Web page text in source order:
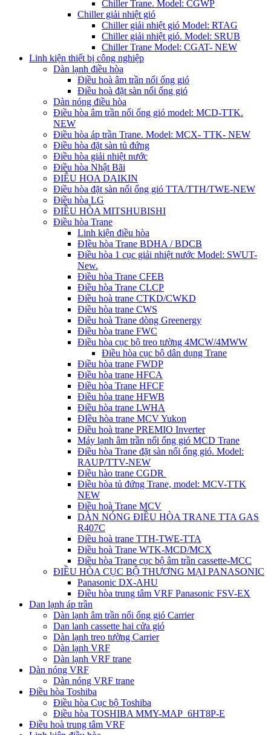
Chiller Trane. Model: CGWP
Chiller giải nhiệt gió
Chiller giải nhiệt gió Model: RTAG
Chiller giải nhiệt gió. Model: SRUB
Chiller Trane Model: CGAT- NEW
Linh kiện thiết bị công nghiệp
Dàn lạnh điều hòa
Điều hoà âm trần nối ống gió
Điều hoà đặt sàn nối ống gió
Dàn nóng điều hòa
Điều hòa âm trần nối ống gió model: MCD-TTK.
NEW
Điều hòa áp trần Trane. Model: MCX- TTK- NEW
Điều hòa đặt sàn tủ đứng
Điều hòa giải nhiệt nước
Điều hòa Nhật Bãi
ĐIÊU HOA DAIKIN
Điều hòa đặt sàn nối ống gió TTA/TTH/TWE-NEW
Điều hòa LG
ĐIỀU HÒA MITSHUBISHI
Điều hòa Trane
Linh kiện điều hòa
ĐIều hòa Trane BDHA / BDCB
Điều hòa 1 cục giải nhiệt nước Model: SWUT-
New.
Điều hòa Trane CFEB
Điều hòa Trane CLCP
Điều hoà trane CTKD/CWKD
Điều hòa trane CWS
Điều hoà Trane dòng Greenergy
Điều hòa trane FWC
Điều hòa cục bộ treo tường 4MCW/4MWW
Điều hòa cục bộ dân dụng Trane
Điều hòa trane FWDP
Điều hòa trane HFCA
Điều hòa Trane HFCF
Điều hòa trane HFWB
Điều hòa trane LWHA
ĐIều hòa trane MCV Yukon
Điều hoà trane PREMIO Inverter
Máy lạnh âm trần nối ống gió MCD Trane
Điều hòa Trane đặt sàn nối ống gió. Model:
RAUP/TTV-NEW
Điều hào trane CGDR
Điều hòa tủ đứng Trane, model: MCV-TTK
NEW
Điều hoà Trane MCV
DÀN NÓNG ĐIỀU HÒA TRANE TTA GAS
R407C
Điều hoà trane TTH-TWE-TTA
Điều hoà Trane WTK-MCD/MCX
Điều hòa Trane cục bộ âm trần cassette-MCC
ĐIỀU HÒA CỤC BỘ THƯƠNG MẠI PANASONIC
Panasonic DX-AHU
Điều hòa trung tâm VRF Panasonic FSV-EX
Dan lạnh áp trần
Dàn lạnh âm trần nối ống gió Carrier
Dan lanh cassette hai cửa gió
Dàn lạnh treo tường Carrier
Dàn lạnh VRF
Dàn lạnh VRF trane
Dàn nóng VRF
Dàn nóng VRF trane
Điều hòa Toshiba
Điều hòa Cục bộ Toshiba
Điều hòa TOSHIBA MMY-MAP_6HT8P-E
Điều hoà trung tâm VRF